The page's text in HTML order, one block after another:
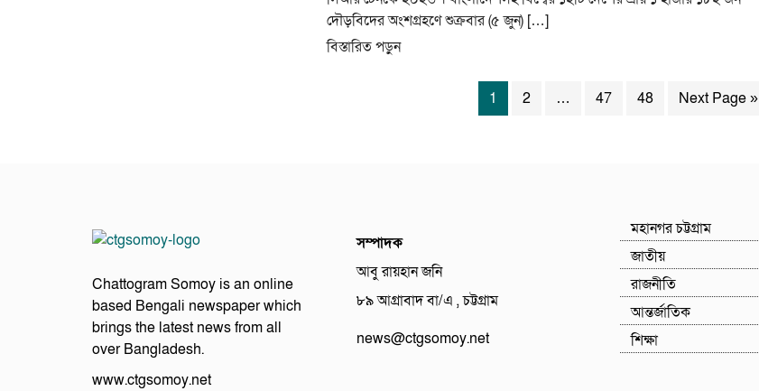
দৌড়বিদের অংশগ্রহণে শুক্রবার (৫ জুন) […]
বিস্তারিত পড়ুন
1 2 … 47 48 Next Page »
Chattogram Somoy is an online
based Bengali newspaper which
brings the latest news from all
over Bangladesh.
www.ctgsomoy.net
সম্পাদক
আবু রায়হান জনি
৮৯ আগ্রাবাদ বা/এ , চট্টগ্রাম
news@ctgsomoy.net
মহানগর চট্টগ্রাম
জাতীয়
রাজনীতি
আন্তর্জাতিক
শিক্ষা